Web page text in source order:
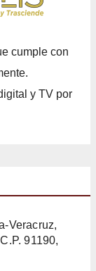
cumple con
y TV por
Veracruz,
91190,